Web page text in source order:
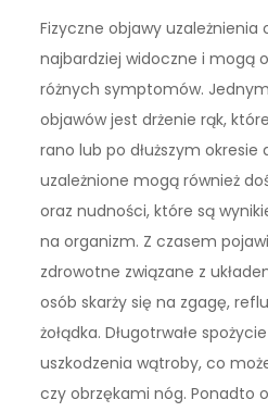
Fizyczne objawy uzależnienia
najbardziej widoczne i mogą
różnych symptomów.
objawów jest drżenie rąk,
rano lub po dłuższym
uzależnione mogą również
oraz nudności, które są
na organizm. Z czasem
zdrowotne związane z
osób skarży się na zgagę,
żołądka. Długotrwałe
uszkodzenia wątroby, co
czy obrzękami nóg. Ponadto